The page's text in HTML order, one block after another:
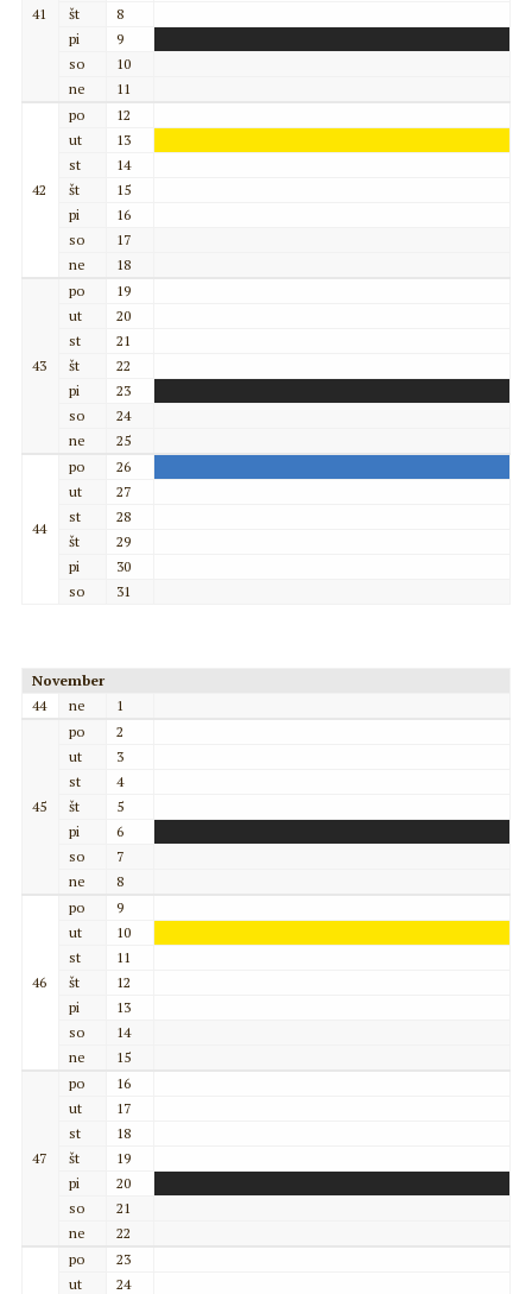
41
št
8
pi
9
so
10
ne
11
42
po
12
ut
13
st
14
št
15
pi
16
so
17
ne
18
43
po
19
ut
20
st
21
št
22
pi
23
so
24
ne
25
44
po
26
ut
27
st
28
št
29
pi
30
so
31
November
44
ne 1
45
po
2
ut
3
st
4
št
5
pi
6
so
7
ne
8
46
po
9
ut
10
st
11
št
12
pi
13
so
14
ne
15
47
po
16
ut
17
st
18
št
19
pi
20
so
21
ne
22
po
23
ut
24